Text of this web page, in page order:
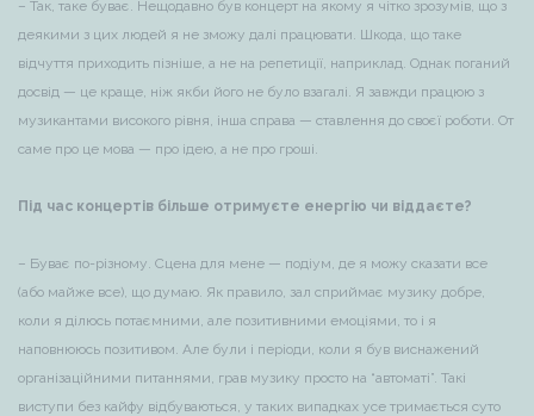
– Так, таке буває. Нещодавно був концерт на якому я чітко зрозумів, що з
деякими з цих людей я не зможу далі працювати. Шкода, що таке
відчуття приходить пізніше, а не на репетиції, наприклад. Однак поганий
досвід — це краще, ніж якби його не було взагалі. Я завжди працюю з
музикантами високого рівня, інша справа — ставлення до своєї роботи. От
саме про це мова — про ідею, а не про гроші.
Під час концертів більше отримуєте енергію чи віддаєте?
– Буває по-різному. Сцена для мене — подіум, де я можу сказати все
(або майже все), що думаю. Як правило, зал сприймає музику добре,
коли я ділюсь потаємними, але позитивними емоціями, то і я
наповнююсь позитивом. Але були і періоди, коли я був виснажений
організаційними питаннями, грав музику просто на “автоматі”. Такі
виступи без кайфу відбуваються, у таких випадках усе тримається суто